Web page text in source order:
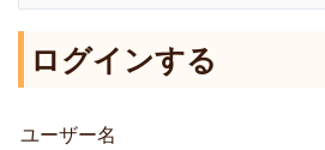
索
象
ログインする
ユーザー名